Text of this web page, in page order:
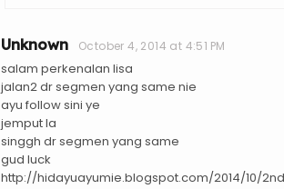
Unknown October 4, 2014 at 4:51 PM
salam perkenalan lisa
jalan2 dr segmen yang same nie
ayu follow sini ye
jemput la
singgh dr segmen yang same
gud luck
http://hidayuayumie.blogspot.com/2014/10/